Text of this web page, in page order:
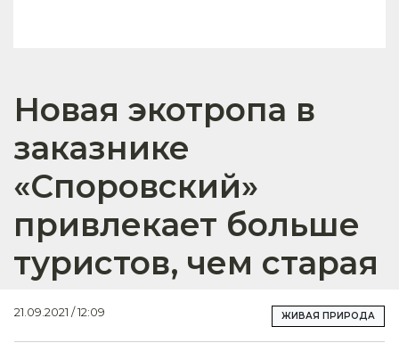
Новая экотропа в
заказнике
«Споровский»
привлекает больше
туристов, чем старая
21.09.2021 / 12:09 ЖИВАЯ ПРИРОДА